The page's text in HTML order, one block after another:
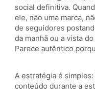
social definitiva.
ele, não uma marca,
de seguidores
da manhã ou a vista
Parece autêntico
A estratégia é
conteúdo durante a